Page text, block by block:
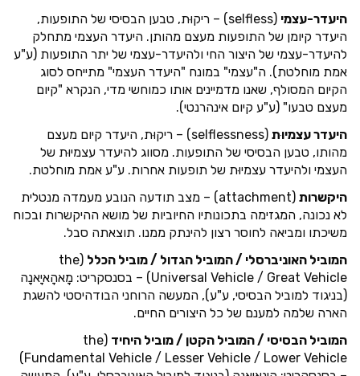
היעדר-עצמי
(selfless) – ריקוּת, טבען הבסיסי של התופעות,
היעדר קיומן של התופעות מעצם מהותן. היעדר העצמי מתחלק
להיעדר-עצמי של היצור החי ולהיעדר-עצמי של יתר התופעות (ע"ע
אמת מוחלטת). ה"עצמי" במונח "היעדר העצמי" מתייחס לסוג
הקיום המסולף, שאנו מדמיינים אותו כמוחשי מדי, הנקרא "קיום
מעצם טבעו" (ע"ע קיום אינהרנטי).
היעדר עצמיוּת
(selflessness) – ריקוּת, היעדר קיום מעצם
מהותו, טבען הבסיסי של התופעות. מסווג להיעדר עצמיוּת של
העצמי ולהיעדר עצמיוּת של תופעות אחרות. ע"ע אמת מוחלטת.
היקשרות
(attachment) – מצב תודעה הנובע מעמדה מנטלית
לא נכונה, המגזימה בתכונותיו החיוביות של מושא ההיקשרות ובכוח
משיכתו ומביאה לחוסר רצון להינתק ממנו. תוצאתה סבל.
המוביל האוניברסלי / המוביל הגדול / מוביל הכלל (the
Universal Vehicle / Great Vehicle) – בסנסקריט: מָאהָאיָאנָה
(בניגוד למוביל הבסיסי, ע"ע), המעשה הרוחני הבודהיסטי להשגת
הארה שלמה למענם של כל היצורים החיים.
המוביל הבסיסי / המוביל הקטן / מוביל היחיד (the
Fundamental Vehicle / Lesser Vehicle / Lower Vehicle)